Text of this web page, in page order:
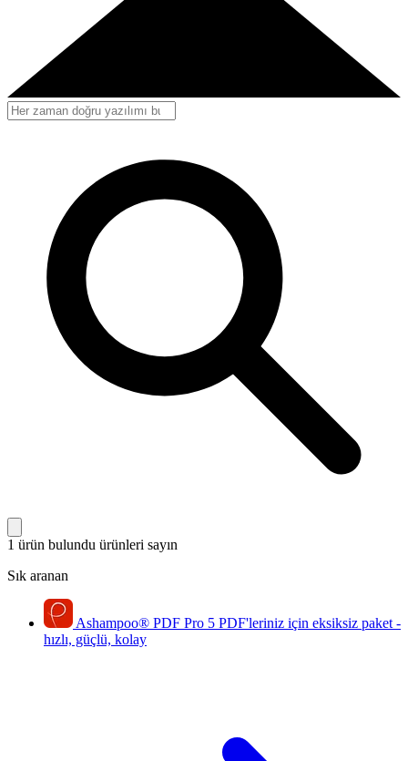
1 ürün bulundu ürünleri sayın
Sık aranan
Ashampoo® PDF Pro 5 PDF'leriniz için eksiksiz paket -
hızlı, güçlü, kolay